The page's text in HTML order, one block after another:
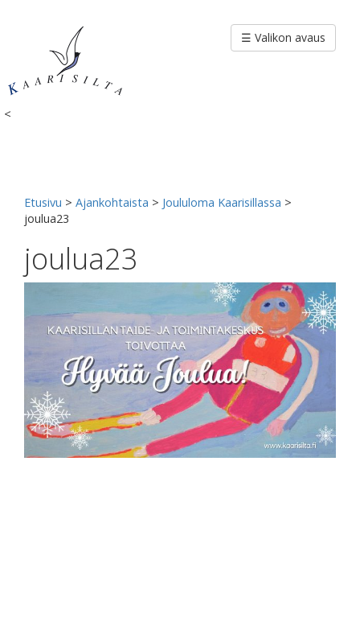
<
☰ Valikon avaus
Etusivu > Ajankohtaista > Joululoma Kaarisillassa >
joulua23
joulua23